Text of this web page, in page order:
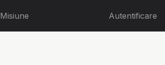
Misiune Autentificare